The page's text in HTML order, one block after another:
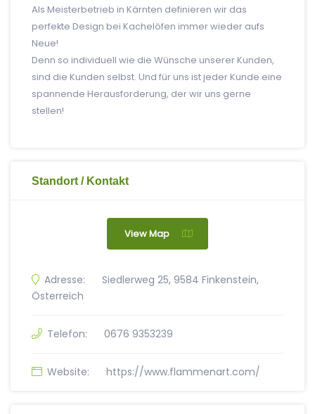
Als Meisterbetrieb in Kärnten definieren wir das
perfekte Design bei Kachelöfen immer wieder aufs
Neue!
Denn so individuell wie die Wünsche unserer Kunden,
sind die Kunden selbst. Und für uns ist jeder Kunde eine
spannende Herausforderung, der wir uns gerne
stellen!
Standort / Kontakt
View Map
Adresse:
Siedlerweg 25, 9584 Finkenstein,
Österreich
Telefon: 0676 9353239
Website: https://www.flammenart.com/